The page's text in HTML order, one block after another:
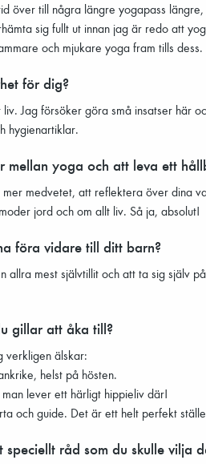
över till några längre yogapass
sig fullt ut innan jag är redo att
och mjukare yoga fram tills dess.
för dig?
Jag försöker göra små insatser här
hygienartiklar.
mellan yoga och att leva ett
medvetet, att reflektera över dina
jord och om allt liv. Så ja, absolut!
föra vidare till ditt barn?
allra mest självtillit och att ta sig själv
gillar att åka till?
verkligen älskar:
helst på hösten.
lever ett härligt hippieliv där!
och guide. Det är ett helt perfekt
speciellt råd som du skulle